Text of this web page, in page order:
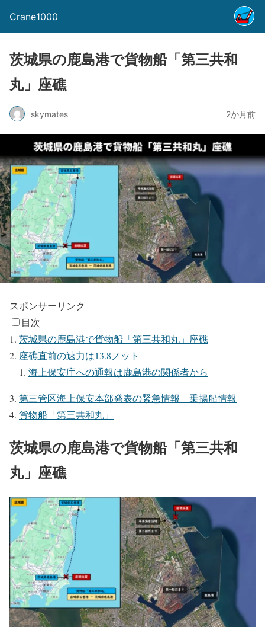
Crane1000
茨城県の鹿島港で貨物船「第三共和
丸」座礁
skymates 2か月前
スポンサーリンク
目次
茨城県の鹿島港で貨物船「第三共和丸」座礁
座礁直前の速力は13.8ノット
海上保安庁への通報は鹿島港の関係者から
第三管区海上保安本部発表の緊急情報 乗揚船情報
貨物船「第三共和丸」
茨城県の鹿島港で貨物船「第三共和
丸」座礁